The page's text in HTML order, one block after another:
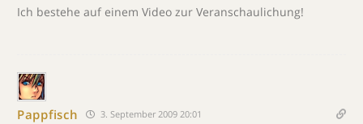
Ich bestehe auf einem Video zur Veranschaulichung!
Pappfisch 3. September 2009 20:01